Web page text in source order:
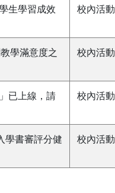
生學習成效
校內活動
學滿意度之
校內活動
已上線，請
校內活動
學書審評分健
校內活動